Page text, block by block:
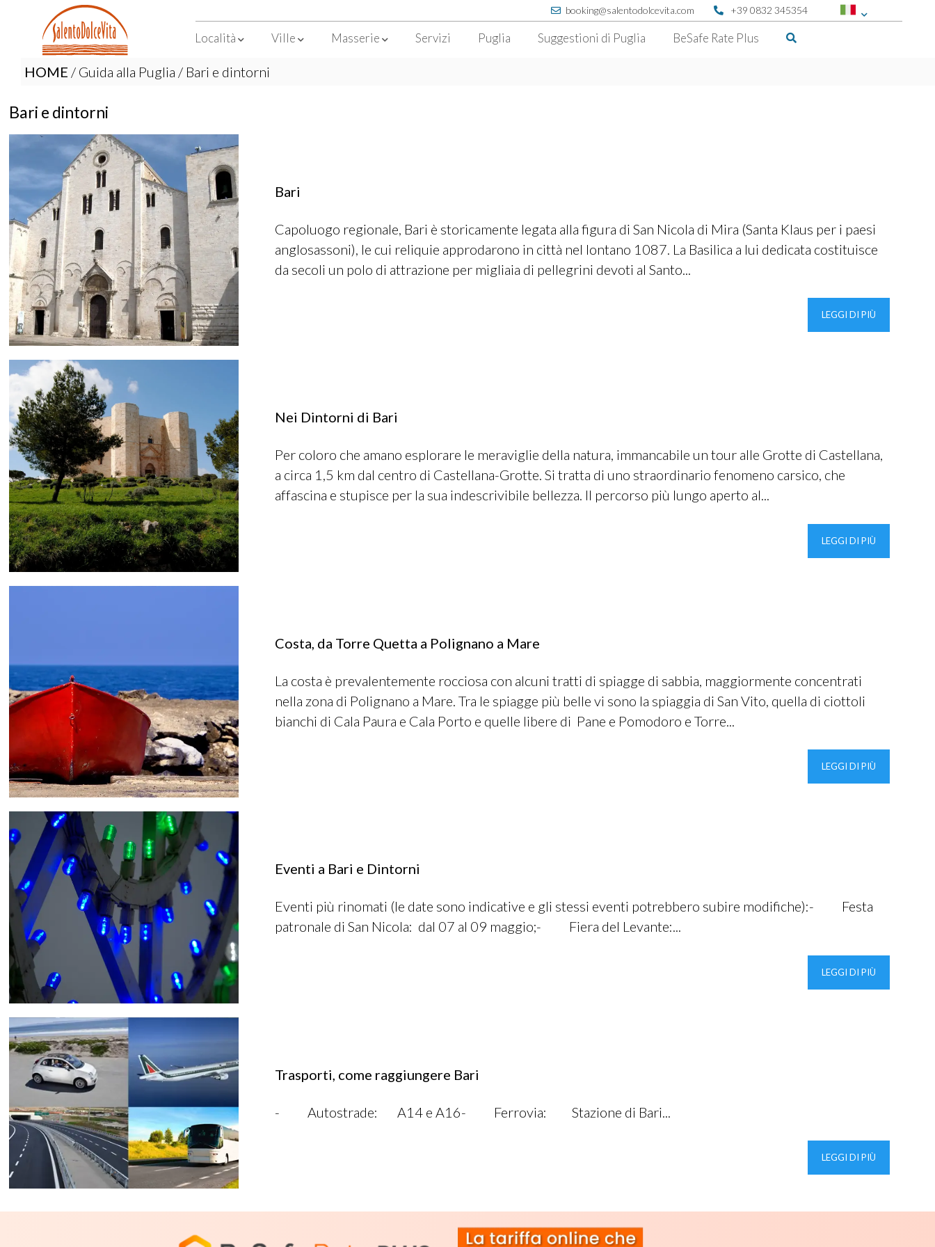
+39 0832 345354
booking@salentodolcevita.com
Località Ville Masserie Servizi Puglia Suggestioni di Puglia BeSafe Rate Plus
HOME / Guida alla Puglia / Bari e dintorni
Bari e dintorni
Bari
Capoluogo regionale, Bari è storicamente legata alla figura di San Nicola di Mira (Santa Klaus per i paesi
anglosassoni), le cui reliquie approdarono in città nel lontano 1087. La Basilica a lui dedicata costituisce
da secoli un polo di attrazione per migliaia di pellegrini devoti al Santo...
LEGGI DI PIÙ
Nei Dintorni di Bari
Per coloro che amano esplorare le meraviglie della natura, immancabile un tour alle Grotte di Castellana,
a circa 1,5 km dal centro di Castellana-Grotte. Si tratta di uno straordinario fenomeno carsico, che
affascina e stupisce per la sua indescrivibile bellezza. Il percorso più lungo aperto al...
LEGGI DI PIÙ
Costa, da Torre Quetta a Polignano a Mare
La costa è prevalentemente rocciosa con alcuni tratti di spiagge di sabbia, maggiormente concentrati
nella zona di Polignano a Mare. Tra le spiagge più belle vi sono la spiaggia di San Vito, quella di ciottoli
bianchi di Cala Paura e Cala Porto e quelle libere di Pane e Pomodoro e Torre...
LEGGI DI PIÙ
Eventi a Bari e Dintorni
Eventi più rinomati (le date sono indicative e gli stessi eventi potrebbero subire modifiche):- Festa
patronale di San Nicola: dal 07 al 09 maggio;- Fiera del Levante:...
LEGGI DI PIÙ
Trasporti, come raggiungere Bari
- Autostrade: A14 e A16- Ferrovia: Stazione di Bari...
LEGGI DI PIÙ